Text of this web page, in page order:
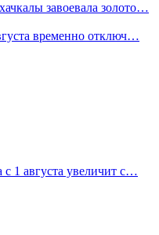
завоевала золото…
временно отключ…
1 августа увеличит с…